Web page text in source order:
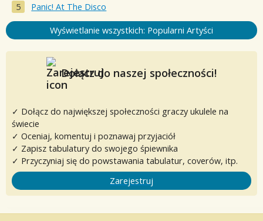
Panic! At The Disco
Wyświetlanie wszystkich: Popularni Artyści
Dołącz do naszej społeczności!
✓ Dołącz do największej społeczności graczy ukulele na
świecie
✓ Oceniaj, komentuj i poznawaj przyjaciół
✓ Zapisz tabulatury do swojego śpiewnika
✓ Przyczyniaj się do powstawania tabulatur, coverów, itp.
Zarejestruj